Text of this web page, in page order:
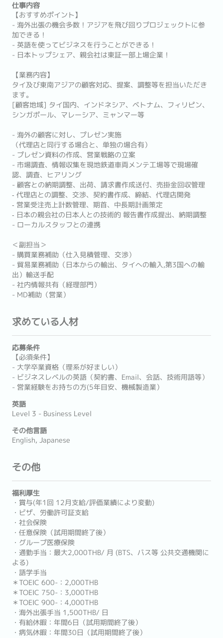
仕事内容
【おすすめポイント】
- 海外出張の機会多数！アジアを飛び回りプロジェックトに参
加できる！
- 英語を使ってビジネスを行うことができる！
- 日本トップシェア、親会社は東証一部上場企業！
【業務内容】
タイ及び東南アジアの顧客対応、提案、調整等を担当いただき
ます。
[顧客地域] タイ国内、インドネシア、ベトナム、フィリピン、
シンガポール、マレーシア、ミャンマー等
- 海外の顧客に対し、プレゼン実施
（代理店と同行する場合と、単独の場合有）
- プレゼン資料の作成、営業戦略の立案
- 市場調査、情報収集を現地鉄道車両メンテ工場等で現場確
認、調査、ヒアリング
- 顧客との納期調整、出荷、請求書作成送付、売掛金回収管理
‐ 代理店との調整、交渉、契約書作成、締結、代理店開発
‐ 営業受注売上計数管理、期首、中長期計画策定
‐ 日本の親会社の日本人との技術的 報告書作成提出、納期調整
- ローカルスタッフとの連携
＜副担当＞
- 購買業務補助（仕入見積管理、交渉）
- 貿易業務補助（日本からの輸出、タイへの輸入,第3国への輸
出）輸送手配
- 社内情報共有（経理部門）
- MD補助（営業）
求めている人材
応募条件
【必須条件】
- 大学卒業資格（理系が好ましい）
- ビジネスレベルの英語（契約書、Email、会話、技術用語等）
- 営業経験をお持ちの方(5年目安、機械製造業）
英語
Level 3 - Business Level
その他言語
English, Japanese
その他
福利厚生
・賞与(年1回 12月支給/評価業績により変動)
・ビザ、労働許可証支給
・社会保険
・任意保険（試用期間終了後）
・グループ医療保険
・通勤手当：最大2,000THB/ 月 (BTS、バス等 公共交通機関に
よる)
・語学手当
＊TOEIC 600-：2,000THB
＊TOEIC 750-：3,000THB
＊TOEIC 900-：4,000THB
・海外出張手当 1,500THB/ 日
・有給休暇：年間6日（試用期間終了後）
・病気休暇：年間30日（試用期間終了後）